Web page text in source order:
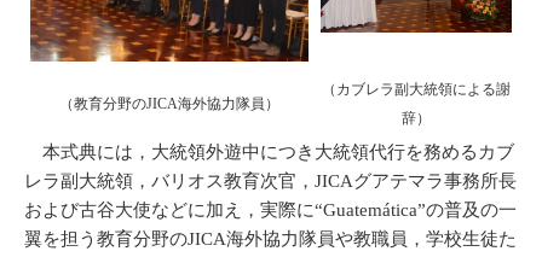
（教育分野のJICA海外協力隊員）
（カブレラ副大統領による謝
辞）
本式典には，大統領外遊中につき大統領代行を務めるカブ
レラ副大統領，バリオス教育次官，JICAグアテマラ事務所長
および古谷大使などに加え，実際に“Guatemática”の普及の一
翼を担う教育分野のJICA海外協力隊員や教職員，学校生徒た